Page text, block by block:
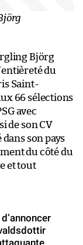
Björg
du
Saint-
66 sélections
avec
de son CV
son pays
du côté du
et tout